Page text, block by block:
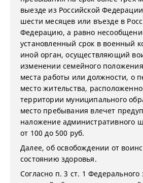
выезде из Российской
шести месяцев или въезде в
Федерацию, а равно
установленный срок в военный
иной орган, осуществляющий
изменении семейного
места работы или должности, о
место жительства,
территории муниципального
место пребывания влечет
наложение административного
от 100 до 500 руб.
Далее, об освобождении от
состоянию здоровья.
Согласно п. 3 ст. 1 Федерального